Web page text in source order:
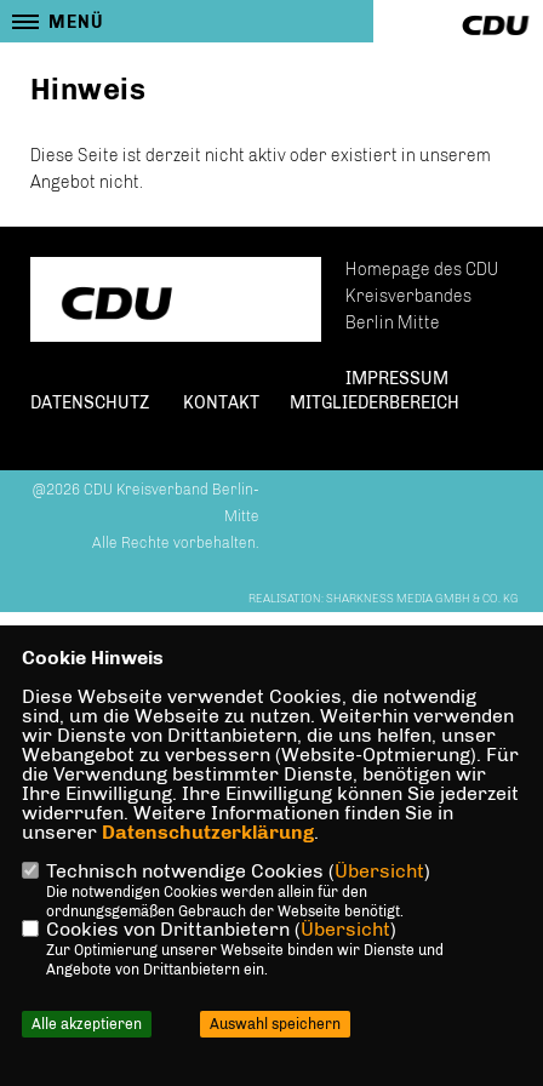
MENÜ
Hinweis
Diese Seite ist derzeit nicht aktiv oder existiert in unserem
Angebot nicht.
Homepage des CDU
Kreisverbandes
Berlin Mitte
IMPRESSUM
DATENSCHUTZ
KONTAKT MITGLIEDERBEREICH
@2026 CDU Kreisverband Berlin-
Mitte
Alle Rechte vorbehalten.
REALISATION: SHARKNESS MEDIA GMBH & CO. KG
Cookie Hinweis
Diese Webseite verwendet Cookies, die notwendig
sind, um die Webseite zu nutzen. Weiterhin verwenden
wir Dienste von Drittanbietern, die uns helfen, unser
Webangebot zu verbessern (Website-Optmierung). Für
die Verwendung bestimmter Dienste, benötigen wir
Ihre Einwilligung. Ihre Einwilligung können Sie jederzeit
widerrufen. Weitere Informationen finden Sie in
unserer Datenschutzerklärung.
Technisch notwendige Cookies (Übersicht)
Die notwendigen Cookies werden allein für den
ordnungsgemäßen Gebrauch der Webseite benötigt.
Cookies von Drittanbietern (Übersicht)
Zur Optimierung unserer Webseite binden wir Dienste und
Angebote von Drittanbietern ein.
Alle akzeptieren Auswahl speichern